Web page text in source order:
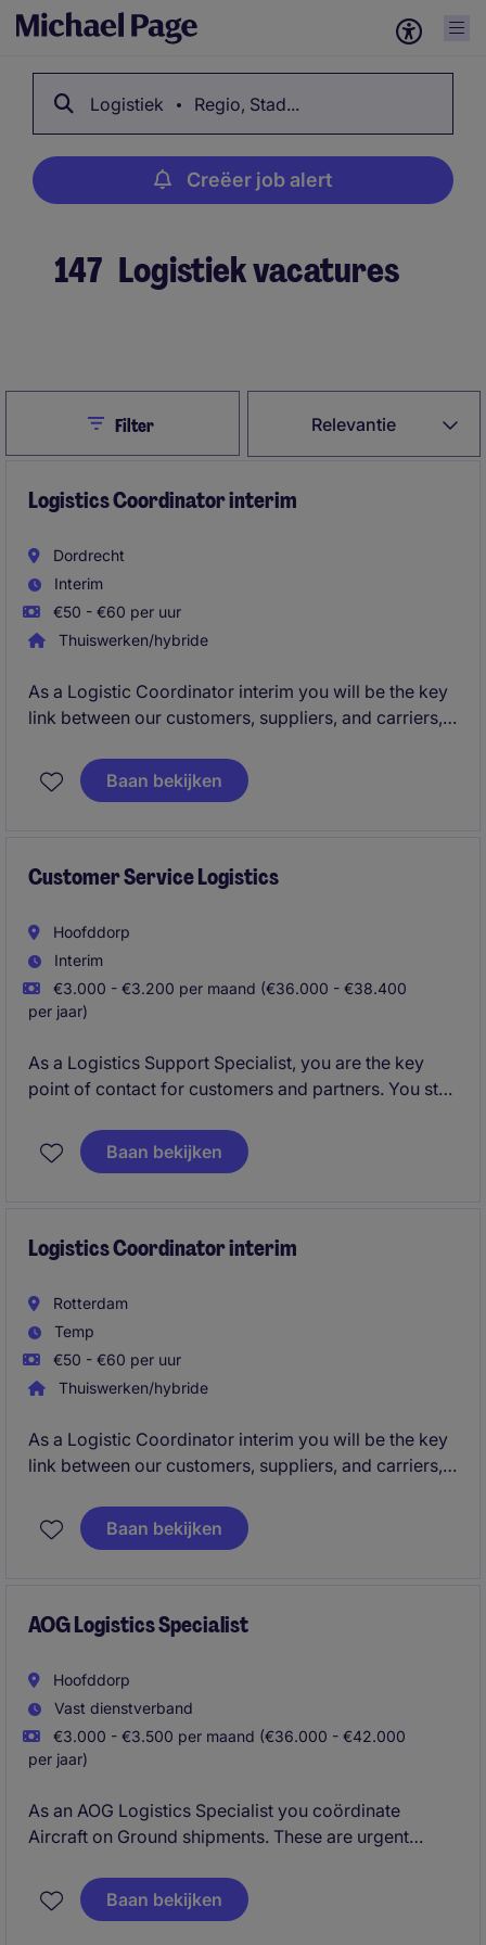
Logistiek Regio, Stad...
Creëer job alert
147 Logistiek vacatures
Relevantie
CloseFilter
Logistics Coordinator interim
Dordrecht
Interim
€50 - €60 per uur
Thuiswerken/hybride
As a Logistic Coordinator interim you will be the key
link between our customers, suppliers, and carriers,
ensure the smooth and efficient operation of our
logistics activities. You will get a unique insight into
Baan bekijken
Customer Service Logistics
Hoofddorp
Interim
€3.000 - €3.200 per maand (€36.000 - €38.400
per jaar)
As a Logistics Support Specialist, you are the key
point of contact for customers and partners. You stay
smoothly, even in high-pressure situations.
as opportunities.
Baan bekijken
Logistics Coordinator interim
Rotterdam
Temp
€50 - €60 per uur
Thuiswerken/hybride
As a Logistic Coordinator interim you will be the key
link between our customers, suppliers, and carriers,
ensure the smooth and efficient operation of our
logistics activities. You will get a unique insight into
Baan bekijken
AOG Logistics Specialist
Hoofddorp
Vast dienstverband
€3.000 - €3.500 per maand (€36.000 - €42.000
per jaar)
As an AOG Logistics Specialist you coördinate
Aircraft on Ground shipments. These are urgent
downtime and get grounded aircraft back into
operation as quickly as possible.
Baan bekijken